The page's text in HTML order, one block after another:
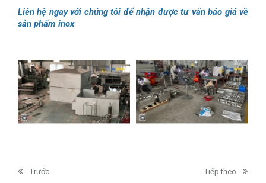
Liên hệ ngay với chúng tôi để nhận được tư vấn báo giá về
sản phẩm inox
Trước Tiếp theo